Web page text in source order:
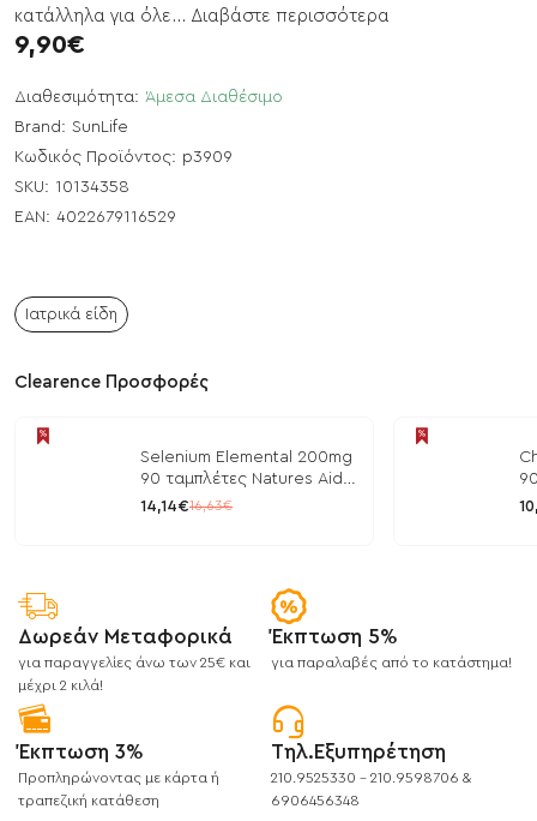
Διαθεσιμότητα: Άμεσα Διαθέσιμο
Brand: SunLife
Κωδικός Προϊόντος: p3909
SKU: 10134358
EAN: 4022679116529
9,90€
κατάλληλα για όλε... Διαβάστε περισσότερα
Ιατρικά είδη
Clearence Προσφορές
Selenium Elemental 200mg
90 ταμπλέτες Natures Aid
/ Μέταλλα
14,14€16,63€
/
Δωρεάν Μεταφορικά
για παραγγελίες άνω των 25€ και
μέχρι 2 κιλά!
Έκπτωση 5%
για παραλαβές από το κατάστημα!
Έκπτωση 3%
Προπληρώνοντας με κάρτα ή
τραπεζική κατάθεση
Τηλ.Εξυπηρέτηση
210.9525330 - 210.9598706 &
6906456348